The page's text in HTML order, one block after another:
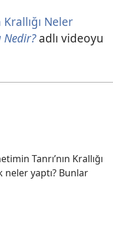
Krallığı Neler
Nedir?adlı videoyu
Tanrı’nın Krallığı
neler yaptı? Bunlar